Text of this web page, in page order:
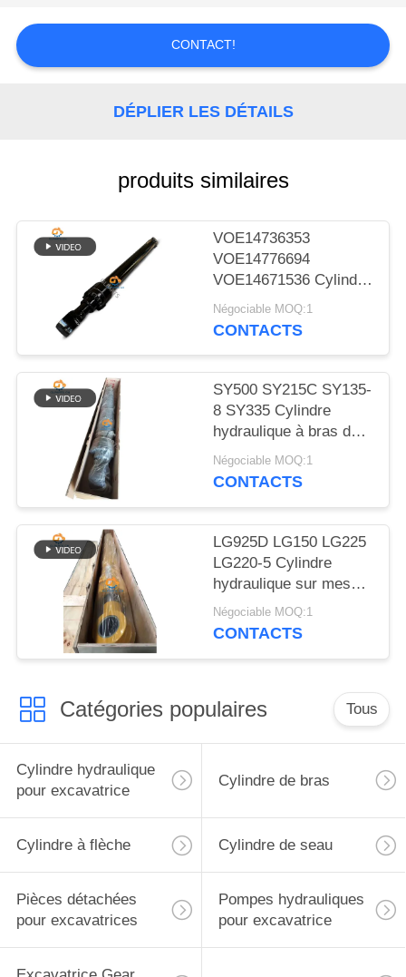
QUALITÉ
CONTACTER
NOUVELLES
LES
AFFAIRES
PLAN
DU
SITE
POLITIQUE
CONFIDENTIALITÉ
CONTACT!
DÉPLIER LES DÉTAILS
produits similaires
VOE14736353
VOE14776694
VOE14671536 Cylindre
hydraulique à bouchon
à bras pour EC480D
Négociable MOQ:1
CONTACTS
SY500 SY215C SY135-
8 SY335 Cylindre
hydraulique à bras de
soupape cylindre sur
excavatrice
Négociable MOQ:1
CONTACTS
LG925D LG150 LG225
LG220-5 Cylindre
hydraulique sur mesure
avec bouchon de bras
pour excavatrice
Négociable MOQ:1
CONTACTS
Catégories populaires Tous
Cylindre hydraulique
pour excavatrice
Cylindre de bras
Cylindre à flèche Cylindre de seau
Pièces détachées
pour excavatrices
Pompes hydrauliques
pour excavatrice